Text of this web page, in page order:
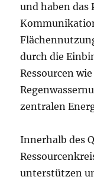
und haben das
durch die
Ressourcen
zentralen
Innerhalb des
unterstützen